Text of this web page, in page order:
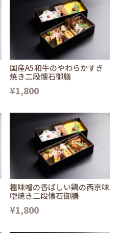
国産A5和牛のやわらかすき
焼き二段懐石御膳
¥1,800
極味噌の香ばしい鶏の西京味
噌焼き二段懐石御膳
¥1,800